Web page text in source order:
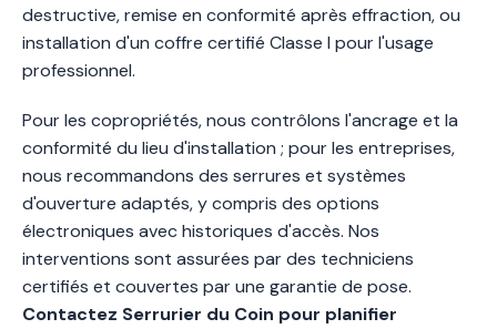
destructive, remise en conformité après effraction, ou
installation d'un coffre certifié Classe I pour l'usage
professionnel.
Pour les copropriétés, nous contrôlons l'ancrage et la
conformité du lieu d'installation ; pour les entreprises,
nous recommandons des serrures et systèmes
d'ouverture adaptés, y compris des options
électroniques avec historiques d'accès. Nos
interventions sont assurées par des techniciens
certifiés et couvertes par une garantie de pose.
Contactez Serrurier du Coin pour planifier